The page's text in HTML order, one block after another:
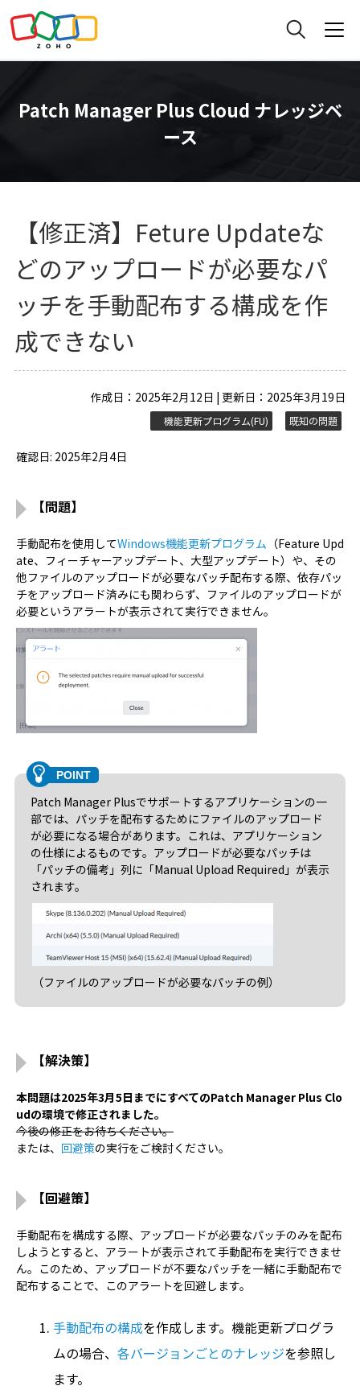
Patch Manager Plus Cloud ナレッジベ
ース
【修正済】Feture Updateな
どのアップロードが必要なパ
ッチを手動配布する構成を作
成できない
作成日：2025年2月12日 | 更新日：2025年3月19日
機能更新プログラム(FU) 既知の問題
確認日: 2025年2月4日
【問題】
手動配布を使用してWindows機能更新プログラム （Feature Upd
ate、フィーチャーアップデート、大型アップデート）や、その
他ファイルのアップロードが必要なパッチ配布する際、依存パッ
チをアップロード済みにも関わらず、ファイルのアップロードが
必要というアラートが表示されて実行できません。
Patch Manager Plusでサポートするアプリケーションの一
部では、パッチを配布するためにファイルのアップロード
が必要になる場合があります。これは、アプリケーション
の仕様によるものです。アップロードが必要なパッチは
「パッチの備考」列に「Manual Upload Required」が表示
されます。
（ファイルのアップロードが必要なパッチの例）
【解決策】
本問題は2025年3月5日までにすべてのPatch Manager Plus Clo
udの環境で修正されました。
今後の修正をお待ちください。
または、 回避策の実行をご検討ください。
【回避策】
手動配布を構成する際、アップロードが必要なパッチのみを配布
しようとすると、アラートが表示されて手動配布を実行できませ
ん。このため、アップロードが不要なパッチを一緒に手動配布で
配布することで、このアラートを回避します。
手動配布の構成を作成します。機能更新プログラ
ムの場合、 各バージョンごとのナレッジを参照し
ます。